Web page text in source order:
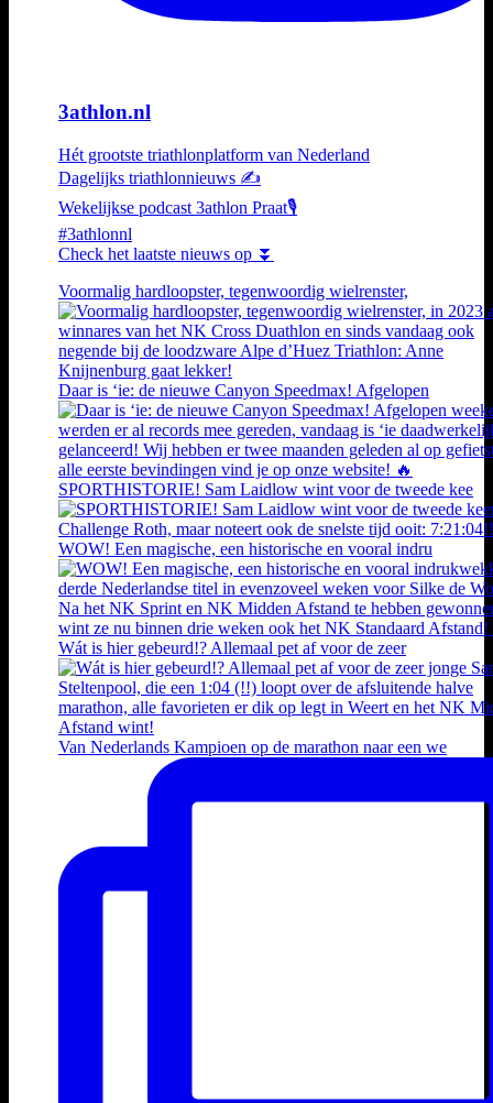
3athlon.nl
Hét grootste triathlonplatform van Nederland
Dagelijks triathlonnieuws ✍️
Wekelijkse podcast 3athlon Praat🎙️
#3athlonnl
Check het laatste nieuws op ⏬
Voormalig hardloopster, tegenwoordig wielrenster,
Daar is ‘ie: de nieuwe Canyon Speedmax! Afgelopen
SPORTHISTORIE! Sam Laidlow wint voor de tweede kee
WOW! Een magische, een historische en vooral indru
Wát is hier gebeurd!? Allemaal pet af voor de zeer
Van Nederlands Kampioen op de marathon naar een we